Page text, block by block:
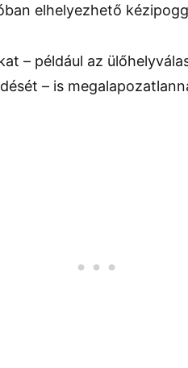
elhelyezhető
– például az
– is